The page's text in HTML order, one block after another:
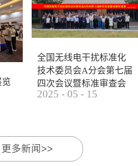
磁兼容领域的高质量发展汇聚
会现场，公司展示了...
览
全国无线电干扰标准化
技术委员会A分会第七届
四次会议暨标准审查会
成功举办
2025 - 05 - 15
更多新闻>>